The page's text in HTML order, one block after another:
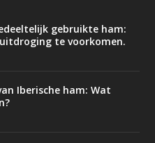
gebruikte ham:
te voorkomen.
Iberische ham: Wat